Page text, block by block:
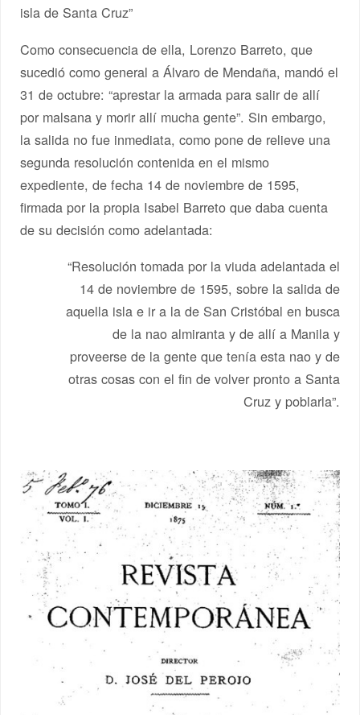
isla de Santa Cruz”
Como consecuencia de ella, Lorenzo Barreto, que
sucedió como general a Álvaro de Mendaña, mandó el
31 de octubre: “aprestar la armada para salir de allí
por malsana y morir allí mucha gente”. Sin embargo,
la salida no fue inmediata, como pone de relieve una
segunda resolución contenida en el mismo
expediente, de fecha 14 de noviembre de 1595,
firmada por la propia Isabel Barreto que daba cuenta
de su decisión como adelantada:
“Resolución tomada por la viuda adelantada el
14 de noviembre de 1595, sobre la salida de
aquella isla e ir a la de San Cristóbal en busca
de la nao almiranta y de allí a Manila y
proveerse de la gente que tenía esta nao y de
otras cosas con el fin de volver pronto a Santa
Cruz y poblarla”.